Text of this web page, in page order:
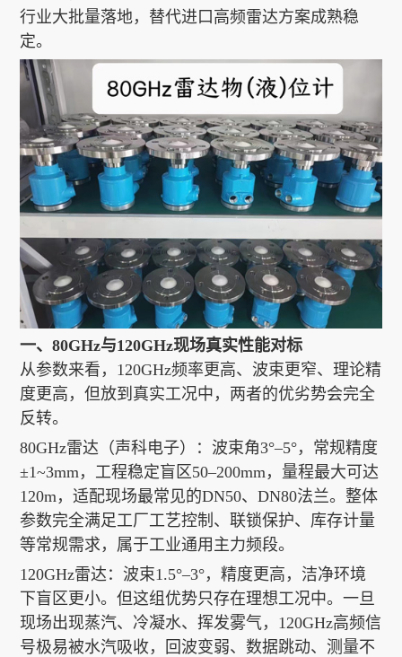
行业大批量落地，替代进口高频雷达方案成熟稳
定。
一、80GHz与120GHz现场真实性能对标
从参数来看，120GHz频率更高、波束更窄、理论精
度更高，但放到真实工况中，两者的优劣势会完全
反转。
80GHz雷达（声科电子）：波束角3°–5°，常规精度
±1~3mm，工程稳定盲区50–200mm，量程最大可达
120m，适配现场最常见的DN50、DN80法兰。整体
参数完全满足工厂工艺控制、联锁保护、库存计量
等常规需求，属于工业通用主力频段。
120GHz雷达：波束1.5°–3°，精度更高，洁净环境
下盲区更小。但这组优势只存在理想工况中。一旦
现场出现蒸汽、冷凝水、挥发雾气，120GHz高频信
号极易被水汽吸收，回波变弱、数据跳动、测量不